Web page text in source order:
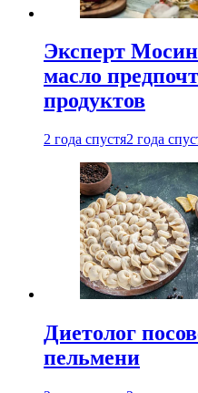
Эксперт Мосин
масло
продуктов
2 года спустя2 года
Диетолог
пельмени